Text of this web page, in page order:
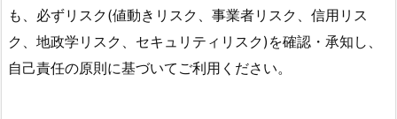
も、必ずリスク(値動きリスク、事業者リスク、信用リス
ク、地政学リスク、セキュリティリスク)を確認・承知し、
自己責任の原則に基づいてご利用ください。